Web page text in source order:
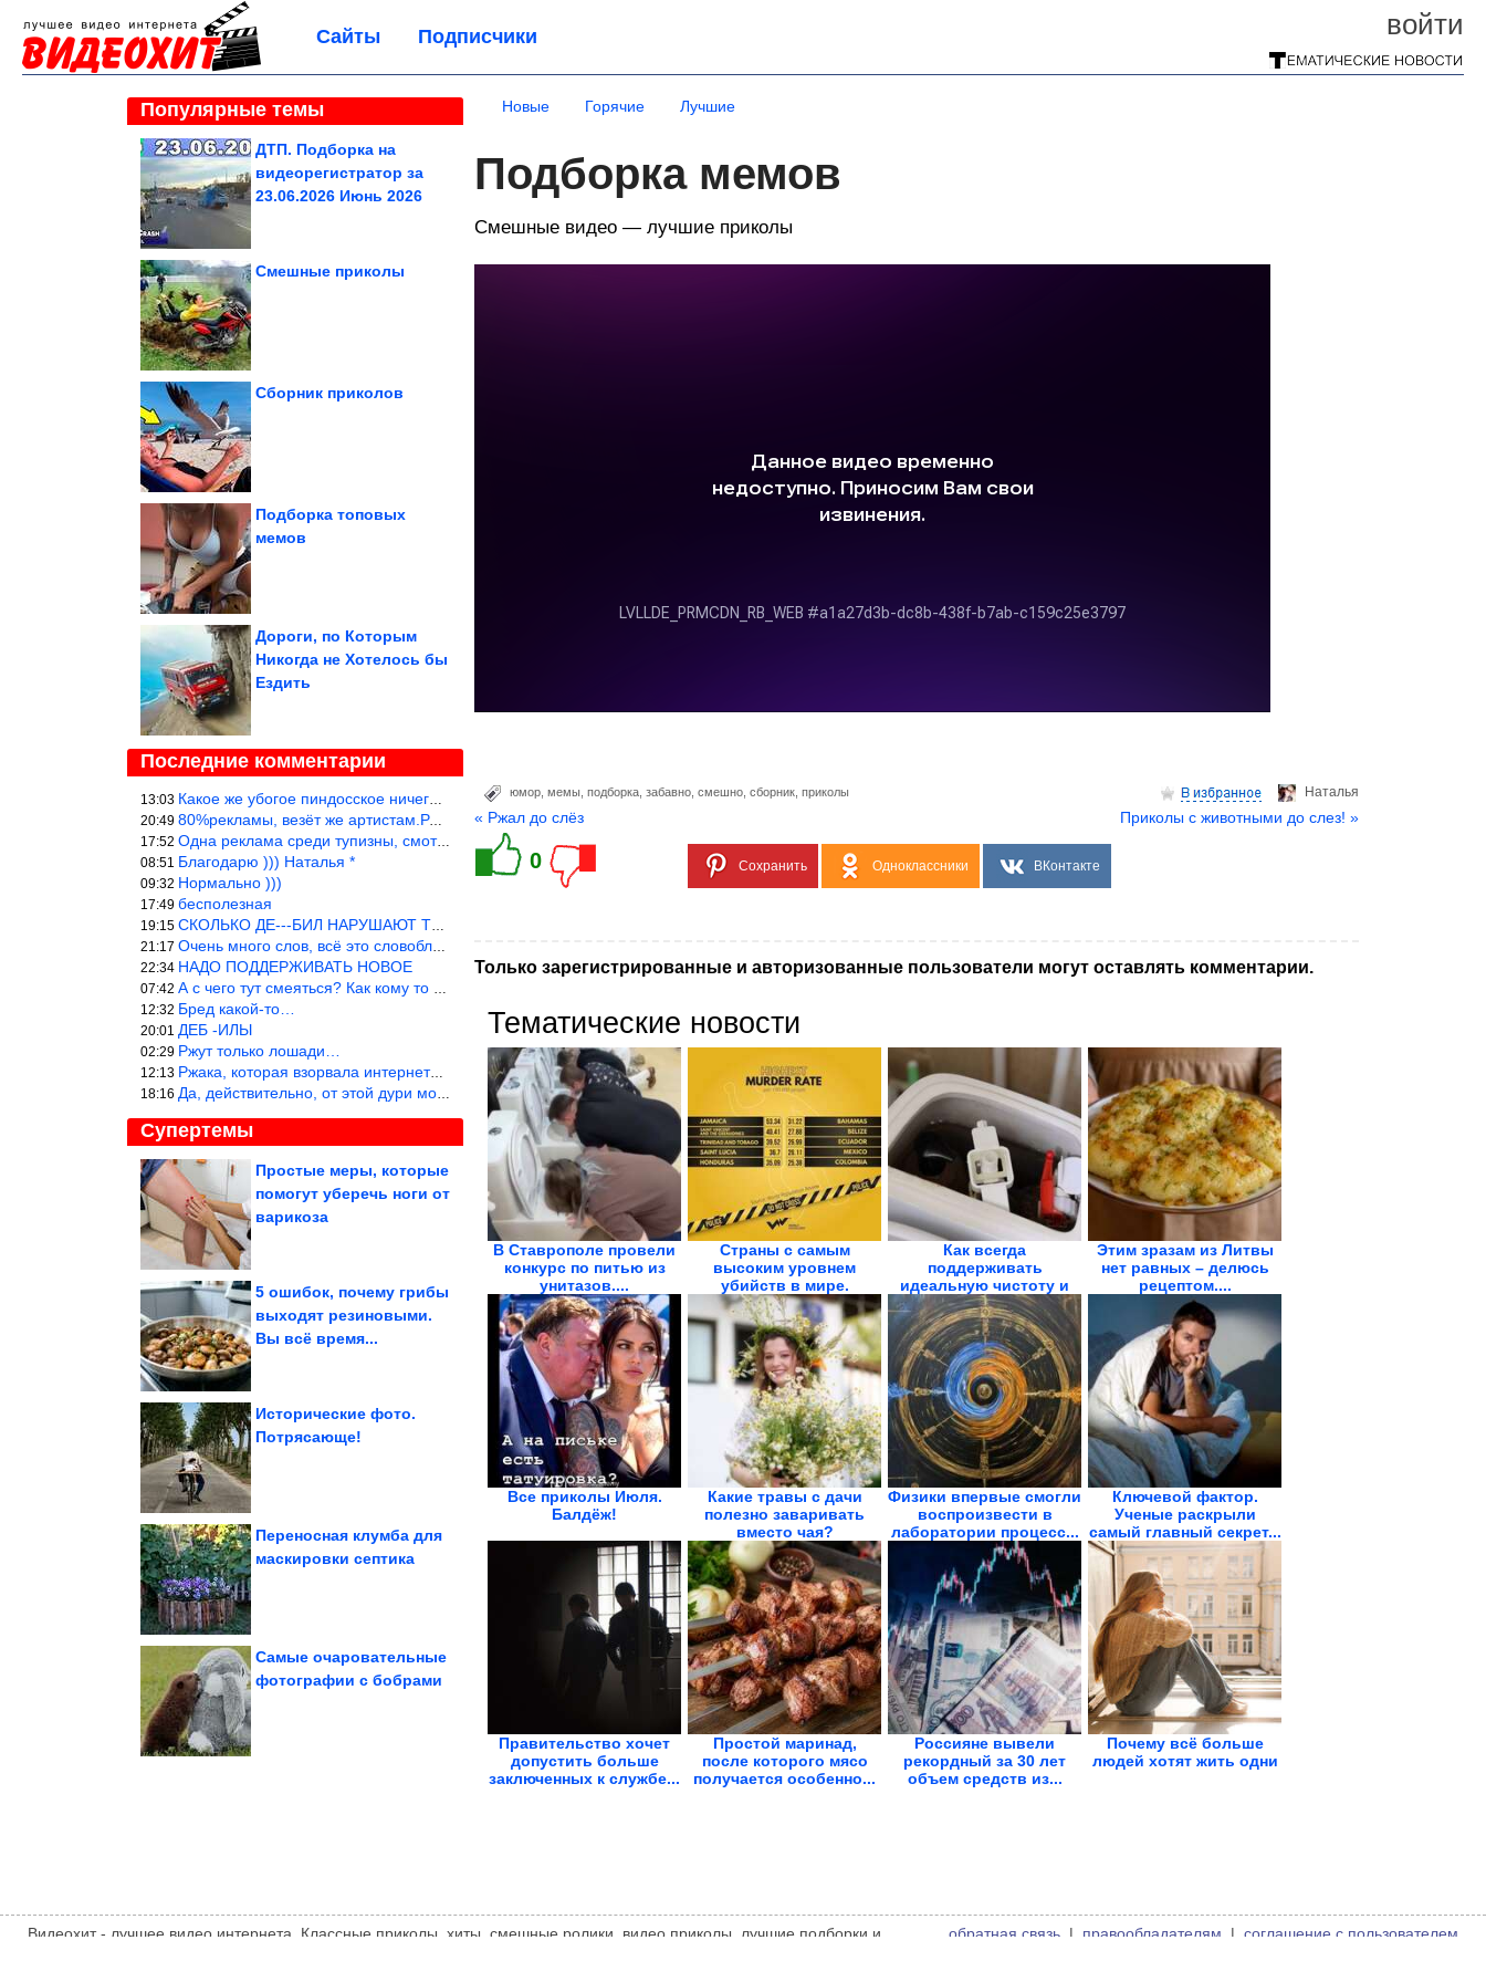
войти
Сайты Подписчики
Популярные темы
ДТП. Подборка на
видеорегистратор за
23.06.2026 Июнь 2026
Смешные приколы
Сборник приколов
Подборка топовых
мемов
Дороги, по Которым
Никогда не Хотелось бы
Ездить
Последние комментарии
13:03 Какое же убогое пиндосское ничего. Наташ, и не стыдно такую фигн
20:49 80%рекламы, везёт же артистам.Режиссёры, сценаристы вы где или к
17:52 Одна реклама среди тупизны, смотреть невозможно.
08:51 Благодарю ))) Наталья *
09:32 Нормально )))
17:49 бесполезная
19:15 СКОЛЬКО ДЕ---БИЛ НАРУШАЮТ ТЕХНИКУ БЕЗОПАСНОСТИ
21:17 Очень много слов, всё это словоблудие можно было уложить в 1 мин
22:34 НАДО ПОДДЕРЖИВАТЬ НОВОЕ
07:42 А с чего тут смеяться? Как кому то больно? Не смешно.
12:32 Бред какой-то…
20:01 ДЕБ -ИЛЫ
02:29 Ржут только лошади…
12:13 Ржака, которая взорвала интернет? Нет, количество рекламы выводи
18:16 Да, действительно, от этой дури можно ржать до слёз.
Супертемы
Простые меры, которые
помогут уберечь ноги от
варикоза
Как живёт в свои 56
«колбасного короля»...
5 ошибок, почему грибы
выходят резиновыми.
Вы всё время...
Почему Ольга Машная
Исторические фото.
Потрясающе!
Переносная клумба для
маскировки септика
Самые очаровательные
фотографии с бобрами
Актёры, которые
Новые Горячие Лучшие
Подборка мемов
Смешные видео — лучшие приколы
Hаталья
юмор мемы подборка забавно смешно сборник приколы
« Ржал до слёз Приколы с животными до слез! »
0 Сохранить Одноклассники ВКонтакте
Только зарегистрированные и авторизованные пользователи могут оставлять комментарии.
Тематические новости
В Ставрополе провели
конкурс по питью из
унитазов....
Страны с самым
высоким уровнем
убийств в мире.
Инфографика
Как всегда
поддерживать
идеальную чистоту и
свежесть унитаза
Этим зразам из Литвы
нет равных – делюсь
рецептом....
Все приколы Июля.
Балдёж!
Какие травы с дачи
полезно заваривать
вместо чая?
Физики впервые смогли
воспроизвести в
лаборатории процесс...
Ключевой фактор.
Ученые раскрыли
самый главный секрет...
Правительство хочет
допустить больше
заключенных к службе...
Простой маринад,
после которого мясо
получается особенно...
Россияне вывели
рекордный за 30 лет
объем средств из...
Почему всё больше
людей хотят жить одни
Видеохит - лучшее видео интернета. Классные приколы, хиты, смешные ролики, видео приколы, лучшие подборки и
обратная связь | правообладателям | соглашение с пользователем